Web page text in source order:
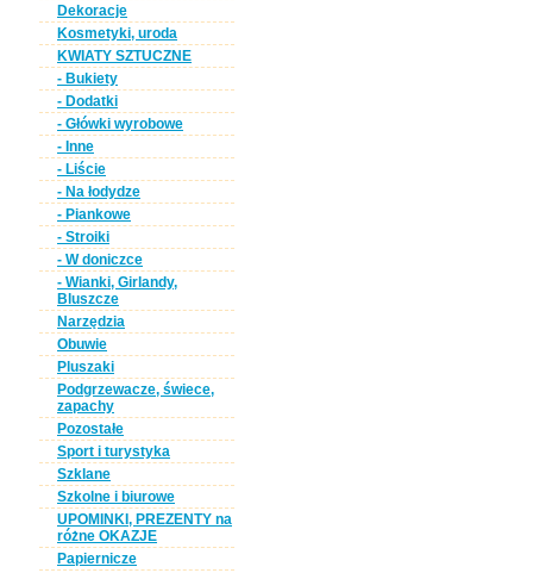
Dekoracje
Kosmetyki, uroda
KWIATY SZTUCZNE
- Bukiety
- Dodatki
- Główki wyrobowe
- Inne
- Liście
- Na łodydze
- Piankowe
- Stroiki
- W doniczce
- Wianki, Girlandy,
Bluszcze
Narzędzia
Obuwie
Pluszaki
Podgrzewacze, świece,
zapachy
Pozostałe
Sport i turystyka
Szklane
Szkolne i biurowe
UPOMINKI, PREZENTY na
różne OKAZJE
Papiernicze